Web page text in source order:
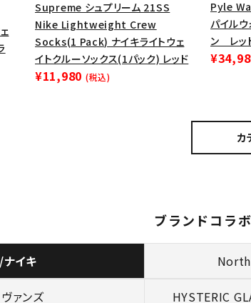
Supreme シュプリーム 21SS
Nike Lightweight Crew
Socks(1 Pack) ナイキライトウェ
イトクルーソックス(1パック) レッド
¥11,980 (税込)
Pyle
パイル
ン レッ
カ
ブランドコラ
イキ North
ァンズ HYSTERIC